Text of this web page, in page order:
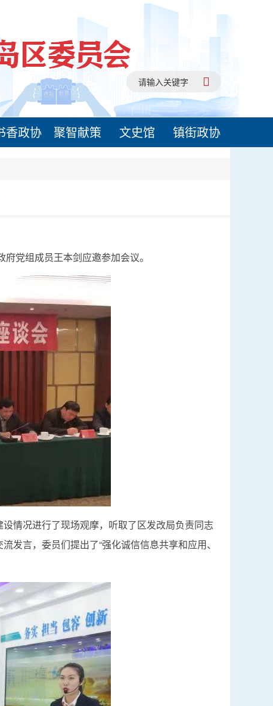
香政协 聚智献策 文史馆 镇街政协
党组成员王本剑应邀参加会议。
情况进行了现场观摩，听取了区发改局负责同志
言，委员们提出了“强化诚信信息共享和应用、